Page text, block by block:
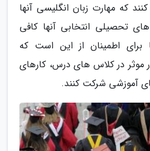
که مهارت زبان انگلیسی آنها
تحصیلی انتخابی آنها کافی
برای اطمینان از این است که
موثر در کلاس های درس، کارهای
آموزشی شرکت کنند.